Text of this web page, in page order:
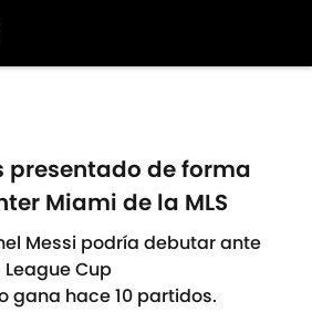
presentado de forma
Miami de la MLS
Messi podría debutar ante
League Cup
gana hace 10 partidos.